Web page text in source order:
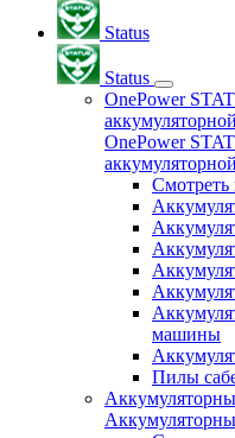
Status
Status
OnePower
OnePower
Смотреть
машины
Пилы